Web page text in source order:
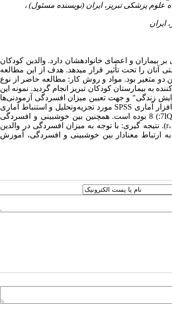
بیماران و اعضای خانواده­شان دارد. والدین کودکان
آنان را تحت تأثیر قرار می­دهد. هدف از این مطالعه
دو متغیر بود. مواد و روش کار: مطالعه حاضر از نوع
به سرطان مراجعه‌کننده به بیمارستان کودکان تبریز انجام گردید. نمونه این
زندگی" و جهت تعیین میزان افسردگی آزمودنی‌ها
"مقیاس اضطراب و افسردگی بیمارستان" استفاده شد. داده­ها با استفاده از ویرایش 16 نرم­افزار آماری SPSS مورد تجزیه‌وتحلیل و استنباط آماری
قرار گرفت. یافته­ها: میانه و دامنه بین چارکی امتیاز خوش­بینی (4IQR:) 16 و افسردگی (7IQR:) 8 بوده است. همچنین بین خوش­بینی و افسردگی
والدین کودکان مبتلا به سرطان همبستگی معکوس معنادار مشاهده شد (439/0- =r، 001/0>p). نتیجه ­گیری: با توجه به میزان افسردگی در والدین
معنادار بین خوش­بینی و افسردگی، آموزش